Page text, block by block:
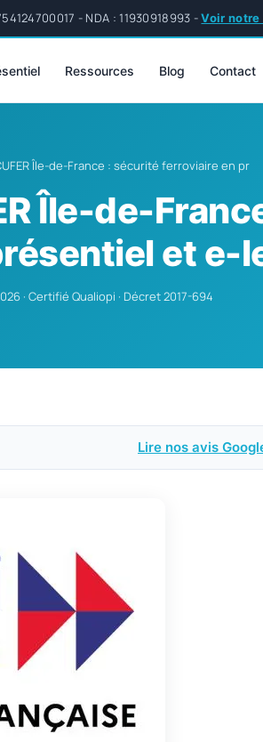
- NDA : 11930918993 -Voir notre
Ressources Blog Contact
Île-de-France : sécurité ferroviaire en pr
Île-de-
et e-
· Certifié Qualiopi · Décret 2017-694
Lire nos avis